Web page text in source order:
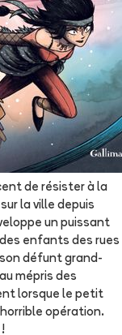
de résister à la
la ville depuis
un puissant
enfants des rues
défunt grand-
mépris des
lorsque le petit
opération.